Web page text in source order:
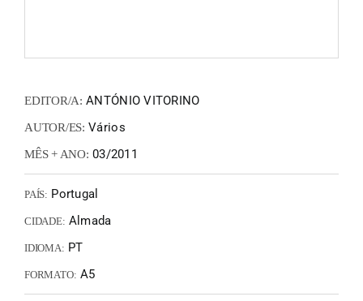
EDITOR/A: ANTÓNIO VITORINO
AUTOR/ES: Vários
MÊS + ANO: 03/2011
PAÍS: Portugal
CIDADE: Almada
IDIOMA: PT
FORMATO: A5